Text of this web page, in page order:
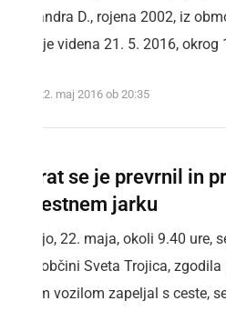
Alekssandra D., rojena 2002, iz
nazadnje videna 21. 5. 2016, okrog
nedelja, 22. maj 2016 ob 20:35
Večkrat se je prevrnil in
v obcestnem jarku
V nedeljo, 22. maja, okoli 9.40 ure,
Osek v občini Sveta Trojica,
osebnim vozilom zapeljal s ceste,